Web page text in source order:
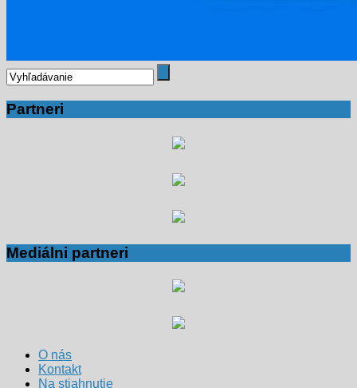
Partneri
Mediálni partneri
O nás
Kontakt
Na stiahnutie